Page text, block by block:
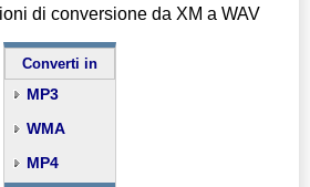
di conversione da XM a WAV
Converti in
MP3
WMA
MP4